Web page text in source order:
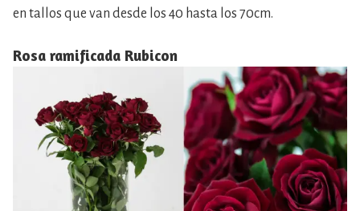
en tallos que van desde los 40 hasta los 70cm.
Rosa ramificada Rubicon